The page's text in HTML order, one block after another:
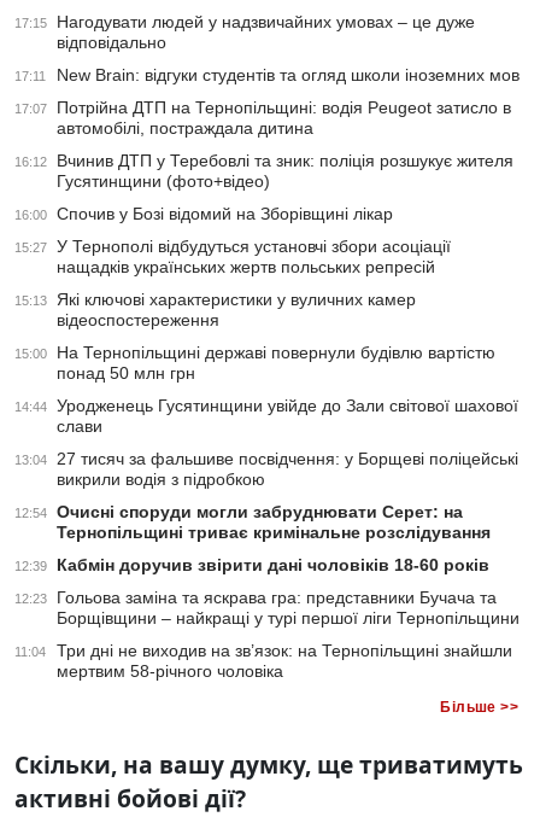
17:15
Нагодувати людей у надзвичайних умовах – це дуже
відповідально
17:11 New Brain: відгуки студентів та огляд школи іноземних мов
17:07
Потрійна ДТП на Тернопільщині: водія Peugeot затисло в
автомобілі, постраждала дитина
16:12
Вчинив ДТП у Теребовлі та зник: поліція розшукує жителя
Гусятинщини (фото+відео)
16:00 Спочив у Бозі відомий на Зборівщині лікар
15:27
У Тернополі відбудуться установчі збори асоціації
нащадків українських жертв польських репресій
15:13
Які ключові характеристики у вуличних камер
відеоспостереження
15:00
На Тернопільщині державі повернули будівлю вартістю
понад 50 млн грн
14:44
Уродженець Гусятинщини увійде до Зали світової шахової
слави
13:04
27 тисяч за фальшиве посвідчення: у Борщеві поліцейські
викрили водія з підробкою
12:54
Очисні споруди могли забруднювати Серет: на
Тернопільщині триває кримінальне розслідування
12:39 Кабмін доручив звірити дані чоловіків 18-60 років
12:23
Гольова заміна та яскрава гра: представники Бучача та
Борщівщини – найкращі у турі першої ліги Тернопільщини
11:04
Три дні не виходив на зв’язок: на Тернопільщині знайшли
мертвим 58-річного чоловіка
Більше >>
Скільки, на вашу думку, ще триватимуть
активні бойові дії?